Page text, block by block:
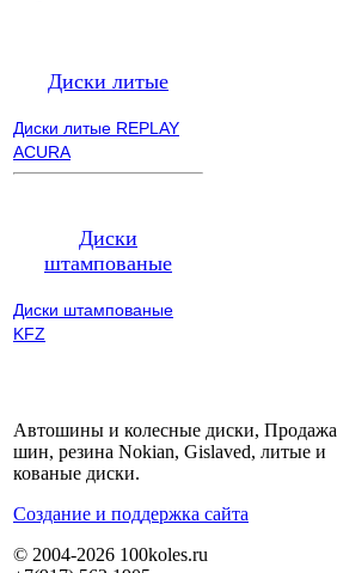
Диски литые
Диски литые REPLAY
ACURA
Диски
штампованые
Диски штампованые
KFZ
Автошины и колесные диски, Продажа
шин, резина Nokian, Gislaved, литые и
кованые диски.
Cоздание и поддержка сайта
© 2004-2026 100koles.ru